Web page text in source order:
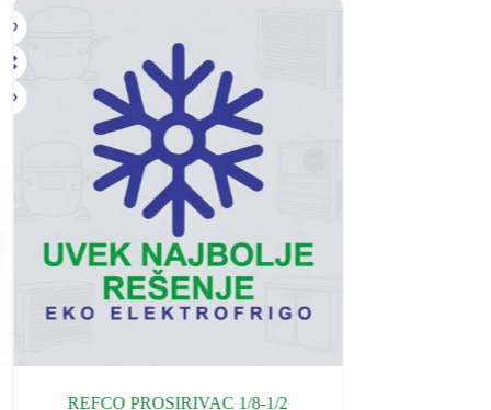
REFCO PROSIRIVAC 1/8-1/2